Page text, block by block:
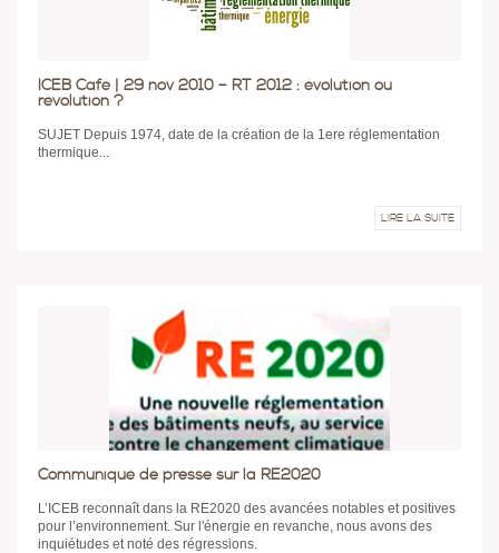
ICEB Café | 29 nov 2010 – RT 2012 : évolution ou
révolution ?
SUJET Depuis 1974, date de la création de la 1ere réglementation
thermique...
LIRE LA SUITE
Communiqué de presse sur la RE2020
L’ICEB reconnaît dans la RE2020 des avancées notables et positives
pour l’environnement. Sur l'énergie en revanche, nous avons des
inquiétudes et noté des régressions.